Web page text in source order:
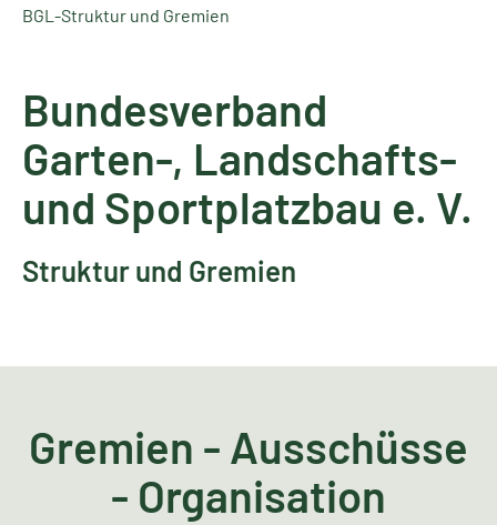
BGL-Struktur und Gremien
Bundesverband
Garten-, Landschafts-
und Sportplatzbau e. V.
Struktur und Gremien
Gremien - Ausschüsse
- Organisation